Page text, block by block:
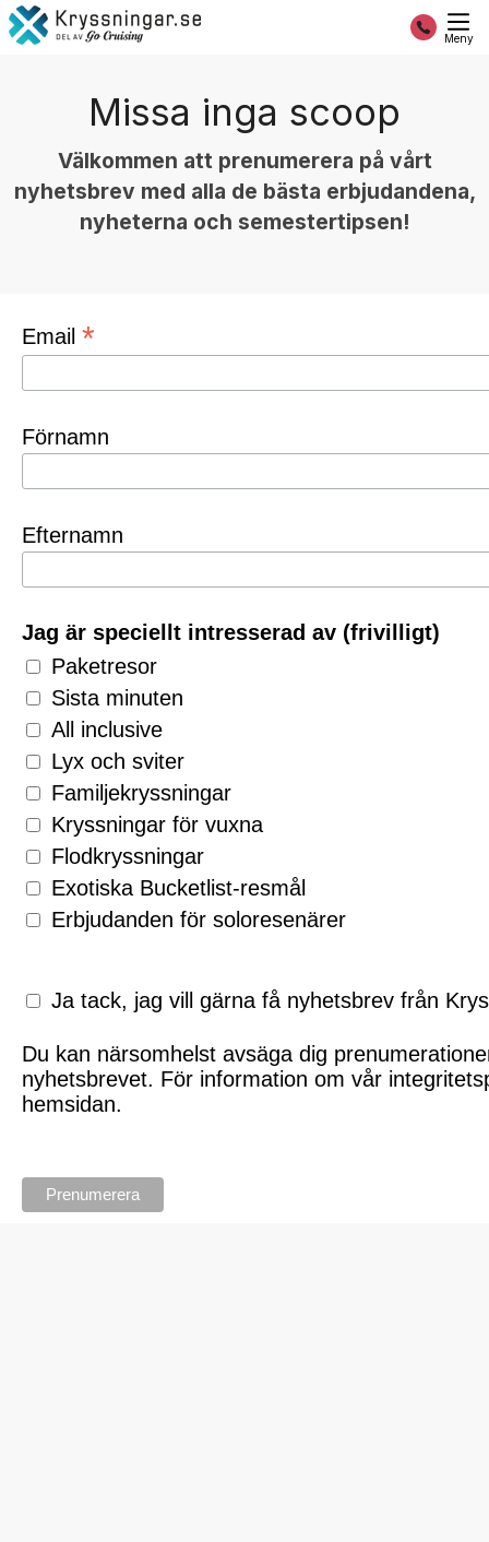
Meny
Missa inga scoop
Välkommen att prenumerera på vårt
nyhetsbrev med alla de bästa erbjudandena,
nyheterna och semestertipsen!
Email *
Förnamn
Efternamn
Jag är speciellt intresserad av (frivilligt)
Paketresor
Sista minuten
All inclusive
Lyx och sviter
Familjekryssningar
Kryssningar för vuxna
Flodkryssningar
Exotiska Bucketlist-resmål
Erbjudanden för soloresenärer
Ja tack, jag vill gärna få nyhetsbrev från
Du kan närsomhelst avsäga dig
nyhetsbrevet. För information om vår
hemsidan.